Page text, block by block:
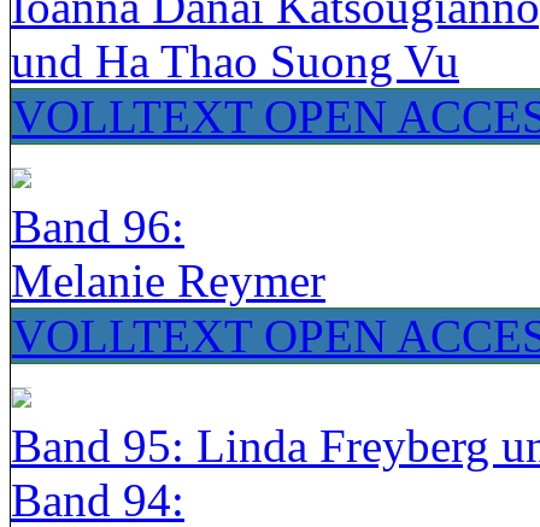
und Ha Thao Suong Vu
VOLLTEXT OPEN
Band 96:
Melanie Reymer
VOLLTEXT OPEN
Band 95: Linda Freyberg
Band 94: